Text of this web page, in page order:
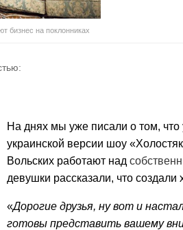
бизнес на поклонниках
На днях мы уже писали о том, что
украинской версии шоу
Вольских работают над
девушки рассказали, что создали
«Дорогие друзья, ну вот и
готовы представить вашему